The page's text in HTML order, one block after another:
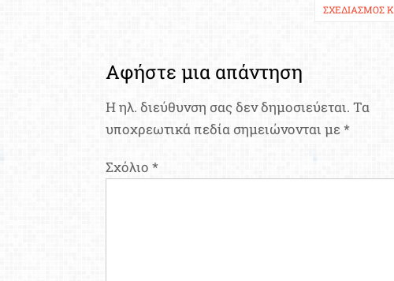
ΣΧΕΔΙΑΣΜΌΣ
Αφήστε μια απάντηση
Η ηλ. διεύθυνση σας δεν δημοσιεύεται. Τα
υποχρεωτικά πεδία σημειώνονται με*
Σχόλιο*